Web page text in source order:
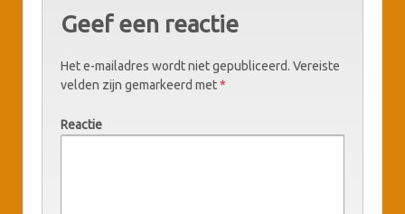
Geef een reactie
Het e-mailadres wordt niet gepubliceerd. Vereiste
velden zijn gemarkeerd met*
Reactie